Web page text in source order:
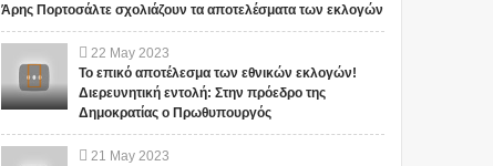
Άρης Πορτοσάλτε σχολιάζουν τα αποτελέσματα των εκλογών
22 May 2023
Το επικό αποτέλεσμα των εθνικών εκλογών!
Διερευνητική εντολή: Στην πρόεδρο της
Δημοκρατίας ο Πρωθυπουργός
21 May 2023